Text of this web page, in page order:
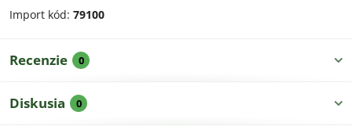
Import kód: 79100
Recenzie 0
Diskusia 0